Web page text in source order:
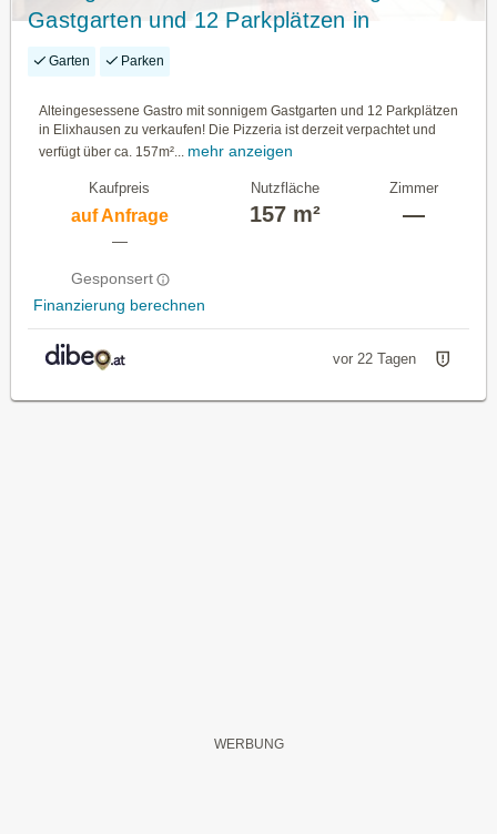
Gastgarten und 12 Parkplätzen in
Elixhausen zu verkaufen!
Garten Parken
Alteingesessene Gastro mit sonnigem Gastgarten und 12 Parkplätzen
in Elixhausen zu verkaufen! Die Pizzeria ist derzeit verpachtet und
verfügt über ca. 157m²... mehr anzeigen
Kaufpreis
auf Anfrage
—
Gesponsert
Finanzierung berechnen
Nutzfläche
157 m²
Zimmer
—
vor 22 Tagen